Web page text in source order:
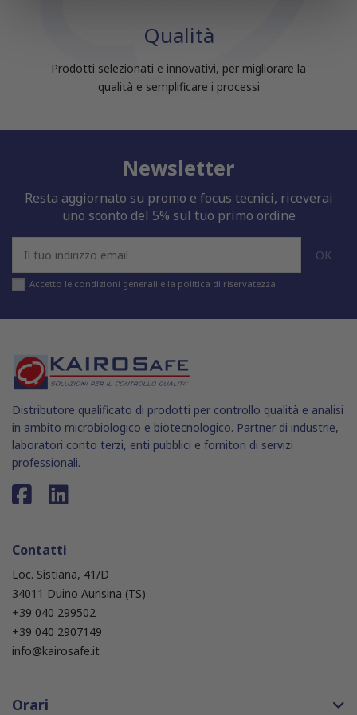
pubblicità e social media, i quali potrebbero combinarle
con altre informazioni che hai fornito loro o che hanno
raccolto dal tuo utilizzo dei loro servizi.
Qualità
Prodotti selezionati e innovativi, per migliorare la
qualità e semplificare i processi
Newsletter
Resta aggiornato su promo e focus tecnici, riceverai
uno sconto del 5% sul tuo primo ordine
Accetto le condizioni generali e la politica di riservatezza
Distributore qualificato di prodotti per controllo qualità e analisi
in ambito microbiologico e biotecnologico. Partner di industrie,
laboratori conto terzi, enti pubblici e fornitori di servizi
professionali.
Contatti
Loc. Sistiana, 41/D
34011 Duino Aurisina (TS)
+39 040 299502
+39 040 2907149
info@kairosafe.it
Orari